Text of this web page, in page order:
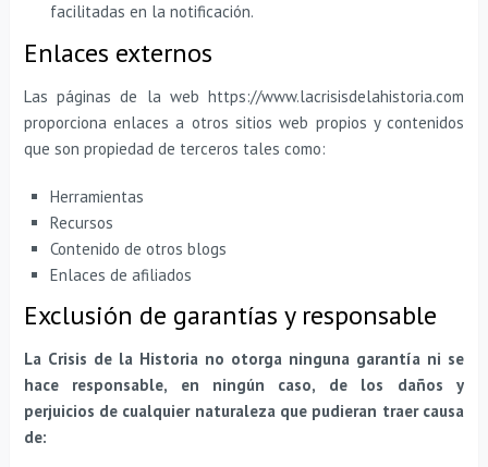
facilitadas en la notificación.
Enlaces externos
Las páginas de la web https://www.lacrisisdelahistoria.com
proporciona enlaces a otros sitios web propios y contenidos
que son propiedad de terceros tales como:
Herramientas
Recursos
Contenido de otros blogs
Enlaces de afiliados
Exclusión de garantías y responsable
La Crisis de la Historia no otorga ninguna garantía ni se
hace responsable, en ningún caso, de los daños y
perjuicios de cualquier naturaleza que pudieran traer causa
de: